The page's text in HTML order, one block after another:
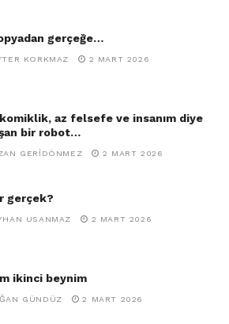
gerçeğe…
KORKMAZ 2 MART 2026
az felsefe ve insanım diye
bir robot…
GERIDÖNMEZ 2 MART 2026
gerçek?
USANMAZ 2 MART 2026
ikinci beynim
GÜNDÜZ 2 MART 2026